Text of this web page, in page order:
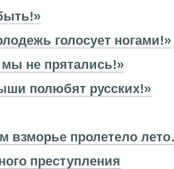
голосует ногами!»
не прятались!»
полюбят русских!»
взморье пролетело
преступления